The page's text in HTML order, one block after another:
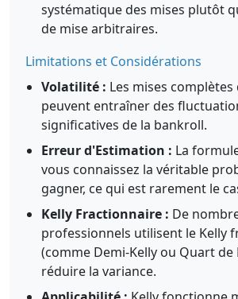
systématique des mises plutôt
de mise arbitraires.
Limitations et Considérations
Volatilité : Les mises complètes
peuvent entraîner des
significatives de la bankroll.
Erreur d'Estimation : La
vous connaissez la véritable
gagner, ce qui est rarement le
Kelly Fractionnaire : De
professionnels utilisent le Kelly
(comme Demi-Kelly ou Quart de
réduire la variance.